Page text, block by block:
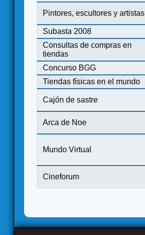
Pintores, escultores y artistas
Subasta 2008
Consultas de compras en
tiendas
Concurso BGG
Tiendas físicas en el mundo
Cajón de sastre
Arca de Noe
Mundo Virtual
Cineforum